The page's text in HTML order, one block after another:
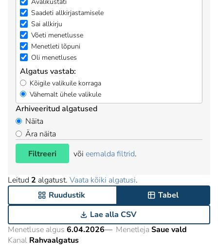
Saadeti allkirjastamisele
Sai allkirju
Võeti menetlusse
Menetleti lõpuni
Oli menetluses
Algatus vastab:
Kõigile valikuile korraga
Vähemalt ühele valikule
Arhiveeritud algatused
Näita
Ära näita
Filtreeri
või eemalda filtrid.
Leitud 2 algatust. Vaata kõiki algatusi.
Ruudustik
Tabel
Lae alla CSV
Menetluse algus 6.04.2026— Menetleja Saue vald
Kanal Rahvaalgatus